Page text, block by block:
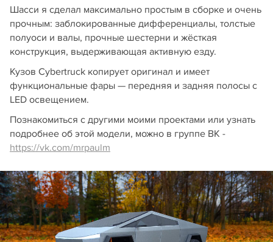
Шасси я сделал максимально простым в сборке и очень
прочным: заблокированные дифференциалы, толстые
полуоси и валы, прочные шестерни и жёсткая
конструкция, выдерживающая активную езду.
Кузов Cybertruck копирует оригинал и имеет
функциональные фары — передняя и задняя полосы с
LED освещением.
Познакомиться с другими моими проектами или узнать
подробнее об этой модели, можно в группе ВК -
https://vk.com/mrpaulm